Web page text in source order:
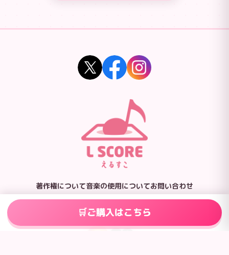
ご購入はこちら
著作権について音楽の使用についてお問い合わせ